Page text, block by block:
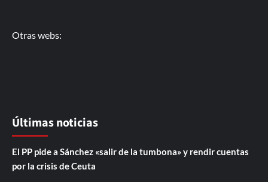
Otras webs:
Últimas noticias
El PP pide a Sánchez «salir de la tumbona» y rendir cuentas
por la crisis de Ceuta